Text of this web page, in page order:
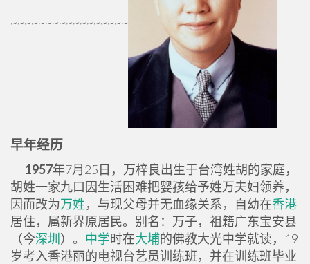
~~~~~~~~~~~~~~~~~
早年经历
1957年7月25日，万梓良出生于台湾姓胡的家庭，
胡姓一家九口因生活困难把婴孩给予姓万夫妇领养，
因而改为万姓，与现父母并无血缘关系，自幼在香港
居住，属新界原居民。别名：万子，祖籍广东宝安县
（今深圳 ）。 中学时在大埔的佛教大光中学就读，19
岁考入香港丽的电视台艺员训练班，并在训练班毕业